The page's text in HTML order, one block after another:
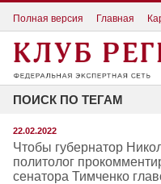
Полная версия Главная
ПОИСК ПО ТЕГАМ
22.02.2022
Чтобы губернатор
политолог
сенатора Тимченко